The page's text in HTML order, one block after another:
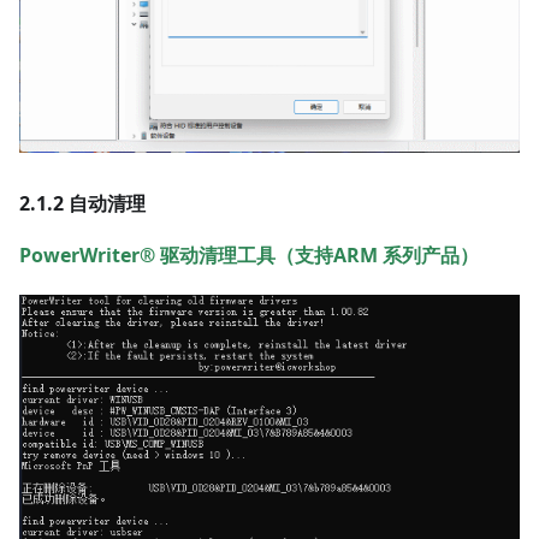
2.1.2 自动清理
PowerWriter® 驱动清理工具（支持ARM 系列产品）